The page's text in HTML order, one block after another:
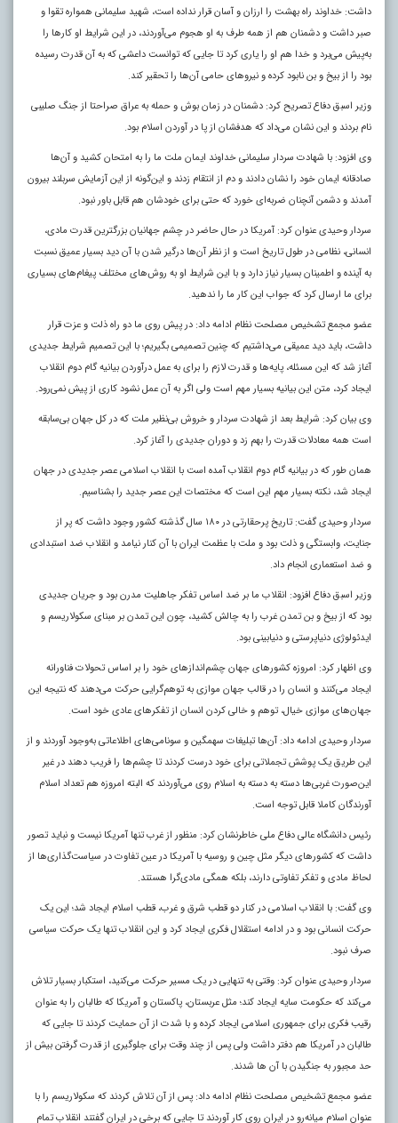
داشت: خداوند راه بهشت را ارزان و آسان قرار نداده است، شهید سلیمانی همواره تقوا و
صبر داشت و دشمنان هم از همه طرف به او هجوم می‌آوردند، در این شرایط او کارها را
به‌پیش می‌برد و خدا هم او را یاری کرد تا جایی که توانست داعشی که به آن قدرت رسیده
بود را از بیخ و بن نابود کرده و نیروهای حامی آن‌ها را تحقیر کند.
وزیر اسبق دفاع تصریح کرد: دشمنان در زمان بوش و حمله به عراق صراحتا از جنگ صلیبی
نام بردند و این نشان می‌داد که هدفشان از پا در آوردن اسلام بود.
وی افزود: با شهادت سردار سلیمانی خداوند ایمان ملت ما را به امتحان کشید و آن‌ها
صادقانه ایمان خود را نشان دادند و دم از انتقام زدند و این‌گونه از این آزمایش سربلند بیرون
آمدند و دشمن آنچنان ضربه‌ای خورد که حتی برای خودشان هم قابل باور نبود.
سردار وحیدی عنوان کرد: آمریکا در حال حاضر در چشم جهانیان بزرگترین قدرت مادی،
انسانی، نظامی در طول تاریخ است و از نظر آن‌ها درگیر شدن با آن دید بسیار عمیق نسبت
به آینده و اطمینان بسیار نیاز دارد و با این شرایط او به روش‌های مختلف پیغام‌های بسیاری
برای ما ارسال کرد که جواب این کار ما را ندهید.
عضو مجمع تشخیص مصلحت نظام ادامه داد: در پیش روی ما دو راه ذلت و عزت قرار
داشت، باید دید عمیقی می‌داشتیم که چنین تصمیمی بگیریم؛ با این تصمیم شرایط جدیدی
آغاز شد که این مسئله، پایه‌ها و قدرت لازم را برای به عمل درآوردن بیانیه گام دوم انقلاب
ایجاد کرد، متن این بیانیه بسیار مهم است ولی اگر به آن عمل نشود کاری از پیش نمی‌رود.
وی بیان کرد: شرایط بعد از شهادت سردار و خروش بی‌نظیر ملت که در کل جهان بی‌سابقه
است همه معادلات قدرت را بهم زد و دوران جدیدی را آغاز کرد.
همان‌ طور که در بیانیه گام دوم انقلاب آمده است با انقلاب اسلامی عصر جدیدی در جهان
ایجاد شد، نکته بسیار مهم این است که مختصات این عصر جدید را بشناسیم.
سردار وحیدی گفت: تاریخ پرحقارتی در ١٨٠ سال گذشته کشور وجود داشت که پر از
جنایت، وابستگی و ذلت بود و ملت با عظمت ایران با آن کنار نیامد و انقلاب ضد استبدادی
و ضد استعماری انجام داد.
وزیر اسبق دفاع افزود: انقلاب ما بر ضد اساس تفکر جاهلیت مدرن بود و جریان جدیدی
بود که از بیخ و بن تمدن غرب را به چالش کشید، چون این تمدن بر مبنای سکولاریسم و
ایدئولوژی دنیاپرستی و دنیابینی بود.
وی اظهار کرد: امروزه کشورهای جهان چشم‌اندازهای خود را بر اساس تحولات فناورانه
ایجاد می‌کنند و انسان را در قالب جهان موازی به توهم‌گرایی حرکت می‌دهند که نتیجه این
جهان‌های موازی خیال، توهم و خالی کردن انسان از تفکرهای عادی خود است.
سردار وحیدی ادامه داد: آن‌ها تبلیغات سهمگین و سونامی‌های اطلاعاتی به‌وجود آوردند و از
این طریق یک پوشش تجملاتی برای خود درست کردند تا چشم‌ها را فریب دهند در غیر
این‌صورت غربی‌ها دسته به دسته به اسلام روی می‌آوردند که البته امروزه هم تعداد اسلام
آورندگان کاملا قابل توجه است.
رئیس دانشگاه عالی دفاع ملی خاطرنشان کرد: منظور از غرب تنها آمریکا نیست و نباید تصور
داشت که کشورهای دیگر مثل چین و روسیه با آمریکا در عین تفاوت در سیاست‌گذاری‌ها از
لحاظ مادی و تفکر تفاوتی دارند، بلکه همگی مادی‌گرا هستند.
وی گفت: با انقلاب اسلامی در کنار دو قطب شرق و غرب، قطب اسلام ایجاد شد؛ این یک
حرکت انسانی بود و در ادامه استقلال فکری ایجاد کرد و این انقلاب تنها یک حرکت سیاسی
صرف نبود.
سردار وحیدی عنوان کرد: وقتی به تنهایی در یک مسیر حرکت می‌کنید، استکبار بسیار تلاش
می‌کند که حکومت سایه ایجاد کند؛ مثل عربستان، پاکستان و آمریکا که طالبان را به عنوان
رقیب فکری برای جمهوری اسلامی ایجاد کرده و با شدت از آن حمایت کردند تا جایی که
طالبان در آمریکا هم دفتر داشت ولی پس از چند وقت برای جلوگیری از قدرت گرفتن بیش از
حد مجبور به جنگیدن با آن‌ ها شدند.
عضو مجمع تشخیص مصلحت نظام ادامه داد: پس از آن تلاش کردند که سکولاریسم را با
عنوان اسلام میانه‌رو در ایران روی کار آوردند تا جایی که برخی در ایران گفتند انقلاب تمام